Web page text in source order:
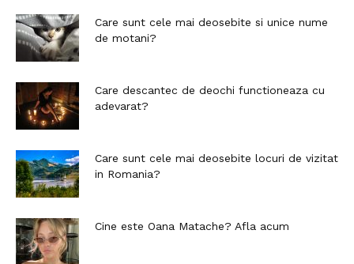
Care sunt cele mai deosebite si unice nume
de motani?
Care descantec de deochi functioneaza cu
adevarat?
Care sunt cele mai deosebite locuri de vizitat
in Romania?
Cine este Oana Matache? Afla acum